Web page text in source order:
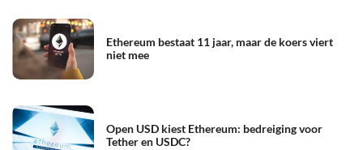
Ethereum bestaat 11 jaar, maar de koers viert
niet mee
Open USD kiest Ethereum: bedreiging voor
Tether en USDC?